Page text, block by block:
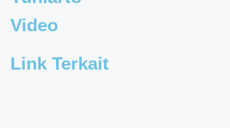
Video
Link Terkait